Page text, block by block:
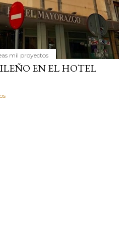
mil proyectos
EN EL HOTEL